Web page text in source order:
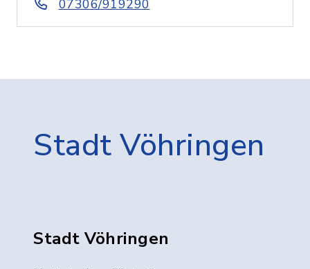
07306/919290
Stadt Vöhringen
Stadt Vöhringen